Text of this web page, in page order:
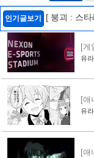
인기글보기 [ 붕괴 : 스
[게
개
유
[애
애
유
[애